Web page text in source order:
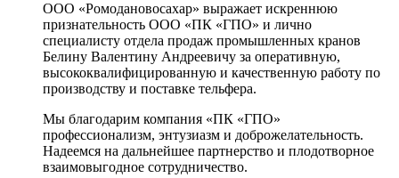
ООО «Ромодановосахар» выражает искреннюю
признательность ООО «ПК «ГПО» и лично
специалисту отдела продаж промышленных кранов
Белину Валентину Андреевичу за оперативную,
высококвалифицированную и качественную работу по
производству и поставке тельфера.
Мы благодарим компания «ПК «ГПО»
профессионализм, энтузиазм и доброжелательность.
Надеемся на дальнейшее партнерство и плодотворное
взаимовыгодное сотрудничество.